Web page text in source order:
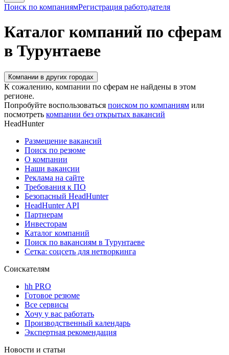
Поиск по компаниямРегистрация работодателя
Каталог компаний по сферам
в Турунтаеве
Компании в других городах
К сожалению, компании по сферам не найдены в этом
регионе.
Попробуйте воспользоваться поиском по компаниям или
посмотреть компании без открытых вакансий
HeadHunter
Размещение вакансий
Поиск по резюме
О компании
Наши вакансии
Реклама на сайте
Требования к ПО
Безопасный HeadHunter
HeadHunter API
Партнерам
Инвесторам
Каталог компаний
Поиск по вакансиям в Турунтаеве
Сетка: соцсеть для нетворкинга
Соискателям
hh PRO
Готовое резюме
Все сервисы
Хочу у вас работать
Производственный календарь
Экспертная рекомендация
Новости и статьи